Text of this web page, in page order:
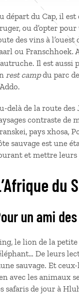
départ du Cap, il est
ou d’opter
des vins à
ou Franschhoek.
Il est aussi
rest campdu parc
delà de la route des
contraste de
pays xhosa,
sauvage est une
et mettre leurs
L’Afrique
un ami
le lion de la
De leurs
sauvage. Et
avec les animaux
safaris de jour à